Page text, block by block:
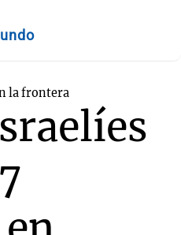
la frontera